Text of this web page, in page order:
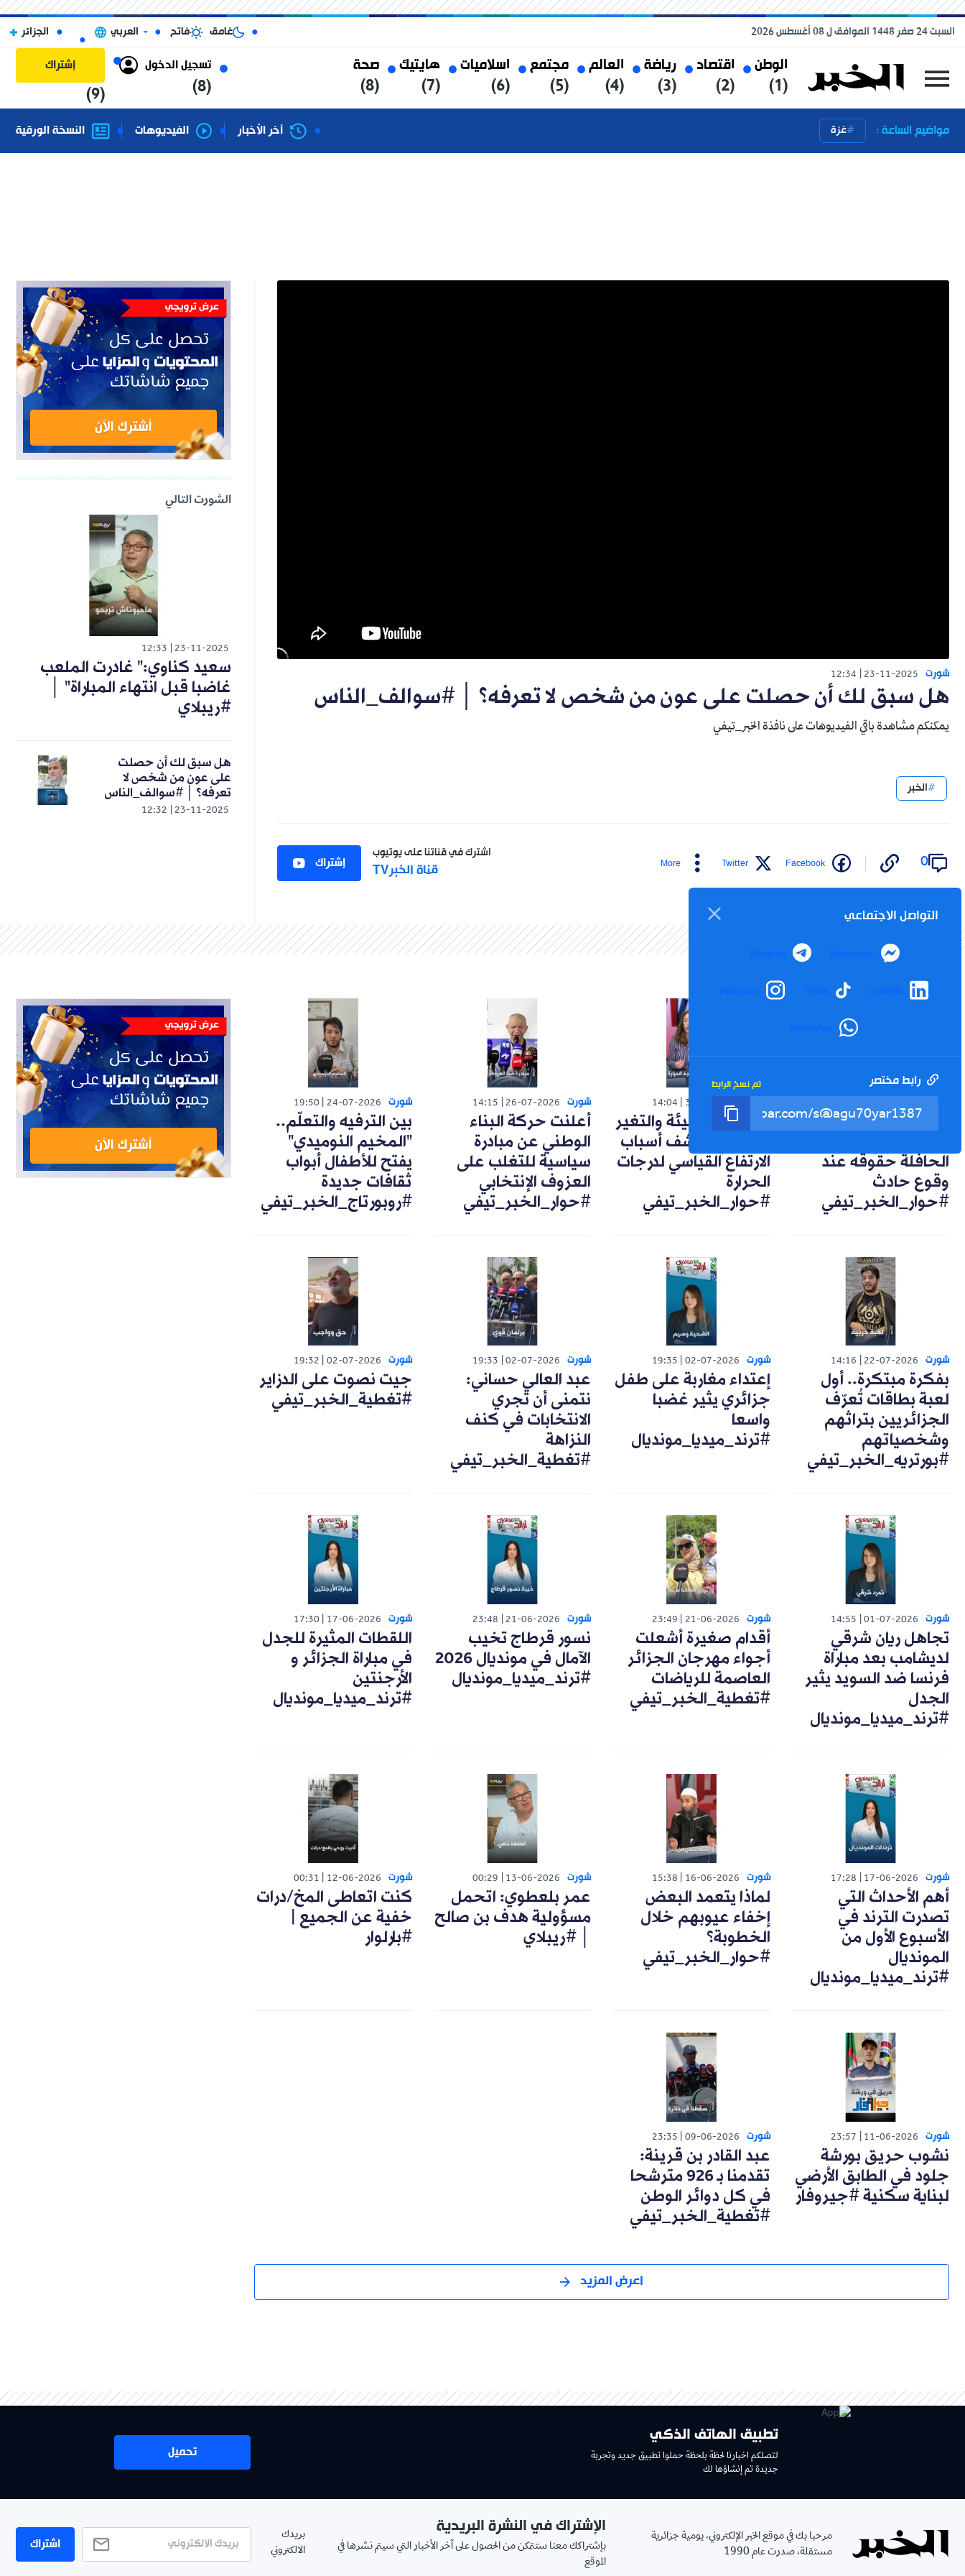
الوطن
(1)
اقتصاد
(2)
رياضة
(3)
العالم
(4)
مجتمع
(5)
اسلاميات
(6)
هايتيك
(7)
صحة
(8)
تسجيل الدخول
(8)
إشتراك
(9)
السبت 24 صفر 1448 الموافق ل 08 أغسطس 2026 غامق فاتح العربي الجزائر
مواضيع الساعة : غزة آخر الأخبار الفيديوهات النسخة الورقية
شورت 23-11-2025
12:34
هل سبق لك أن حصلت على عون من شخص لا تعرفه؟ │ #سوالف_الناس
يمكنكم مشاهدة باقي الفيديوهات على نافذة الخبر_تيفي
الخبر
0
Facebook
Twitter
More
التواصل الاجتماعي
Messenger
Telegram
LinkedIn
TikTok
Instagram
WhatsApp
رابط مختصر تم نسخ الرابط
اشترك في قناتنا على يوتيوب
قناة الخبرTV إشتراك
الشورت التالي
23-11-2025
12:33
سعيد كناوي:" غادرت الملعب
غاضبا قبل انتهاء المباراة" │
#ريبلاي
23-11-2025
12:32
هل سبق لك أن حصلت
على عون من شخص لا
تعرفه؟ │ #سوالف_الناس
شورت
تعويضات وضمانات..
الحافلة حقوقه عند
وقوع حادث
#حوار_الخبر_تيفي
شورت 30-07-2026
14:04
خبيرة في البيئة والتغير
المناخي تكشف أسباب
الارتفاع القياسي لدرجات
الحرارة
#حوار_الخبر_تيفي
شورت 26-07-2026
14:15
أعلنت حركة البناء
الوطني عن مبادرة
سياسية للتغلب على
العزوف الإنتخابي
#حوار_الخبر_تيفي
شورت 24-07-2026
19:50
بين الترفيه والتعلّم..
"المخيم النوميدي"
يفتح للأطفال أبواب
ثقافات جديدة
#روبورتاج_الخبر_تيفي
شورت 22-07-2026
14:16
بفكرة مبتكرة.. أول
لعبة بطاقات تُعرّف
الجزائريين بتراثهم
وشخصياتهم
#بورتريه_الخبر_تيفي
شورت 02-07-2026
19:35
إعتداء مغاربة على طفل
جزائري يثير غضبا
واسعا
#ترند_ميديا_مونديال
شورت 02-07-2026
19:33
عبد العالي حساني:
نتمنى أن تجري
الانتخابات في كنف
النزاهة
#تغطية_الخبر_تيفي
شورت 02-07-2026
19:32
جيت نصوت على الدزاير
#تغطية_الخبر_تيفي
شورت 01-07-2026
14:55
تجاهل ريان شرقي
لديشامب بعد مباراة
فرنسا ضد السويد يثير
الجدل
#ترند_ميديا_مونديال
شورت 21-06-2026
23:49
أقدام صغيرة أشعلت
أجواء مهرجان الجزائر
العاصمة للرياضات
#تغطية_الخبر_تيفي
شورت 21-06-2026
23:48
نسور قرطاج تخيب
الآمال في مونديال 2026
#ترند_ميديا_مونديال
شورت 17-06-2026
17:30
اللقطات المثيرة للجدل
في مباراة الجزائر و
الأرجنتين
#ترند_ميديا_مونديال
شورت 17-06-2026
17:28
أهم الأحداث التي
تصدرت الترند في
الأسبوع الأول من
المونديال
#ترند_ميديا_مونديال
شورت 16-06-2026
15:38
لماذا يتعمد البعض
إخفاء عيوبهم خلال
الخطوبة؟
#حوار_الخبر_تيفي
شورت 13-06-2026
00:29
عمر بلعطوي: اتحمل
مسؤولية هدف بن صالح
│ #ريبلاي
شورت 12-06-2026
00:31
كنت اتعاطى المخ/درات
خفية عن الجميع |
#بارلوار
شورت 11-06-2026
23:57
نشوب حريق بورشة
جلود في الطابق الأرضي
لبناية سكنية #جيروفار
شورت 09-06-2026
23:35
عبد القادر بن قرينة:
تقدمنا بـ 926 مترشحا
في كل دوائر الوطن
#تغطية_الخبر_تيفي
اعرض المزيد
تطبيق الهاتف الذكي
لتصلكم اخبارنا لحظة بلحظة حملوا تطبيق جديد وتجربة
جديدة تم إنشاؤها لك
تحميل
مرحبا بك في موقع الخبر الإلكتروني، يومية جزائرية
مستقلة، صدرت عام 1990
الإشتراك في النشرة البريدية
بإشتراكك معنا ستتمكن من الحصول على آخر الأخبار التي سيتم نشرها في
الموقع
بريدك
الالكتروني
اشتراك